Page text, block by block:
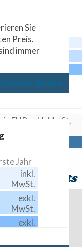
Preis
in EUR exkl.
Sie
Preis.
immer
Reseller-Preise
Jahr
inkl.
MwSt.
exkl.
MwSt.
exkl.